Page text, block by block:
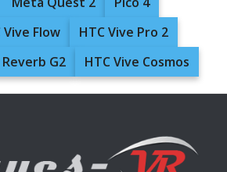
Vive Flow
HTC Vive Pro 2
Reverb G2 HTC Vive Cosmos